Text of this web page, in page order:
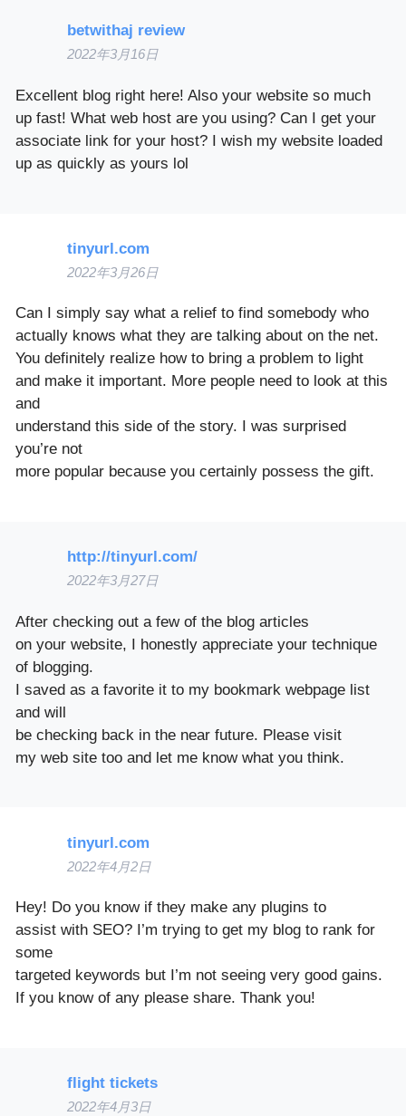
betwithaj review
2022年3月16日
Excellent blog right here! Also your website so much
up fast! What web host are you using? Can I get your
associate link for your host? I wish my website loaded
up as quickly as yours lol
tinyurl.com
2022年3月26日
Can I simply say what a relief to find somebody who
actually knows what they are talking about on the net.
You definitely realize how to bring a problem to light
and make it important. More people need to look at this
and
understand this side of the story. I was surprised
you’re not
more popular because you certainly possess the gift.
http://tinyurl.com/
2022年3月27日
After checking out a few of the blog articles
on your website, I honestly appreciate your technique
of blogging.
I saved as a favorite it to my bookmark webpage list
and will
be checking back in the near future. Please visit
my web site too and let me know what you think.
tinyurl.com
2022年4月2日
Hey! Do you know if they make any plugins to
assist with SEO? I’m trying to get my blog to rank for
some
targeted keywords but I’m not seeing very good gains.
If you know of any please share. Thank you!
flight tickets
2022年4月3日